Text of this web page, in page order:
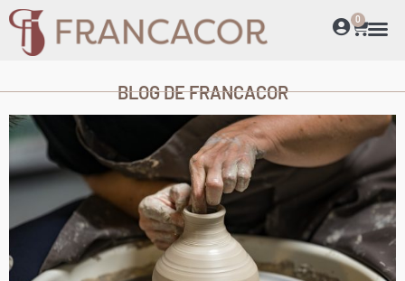
0
BLOG DE FRANCACOR